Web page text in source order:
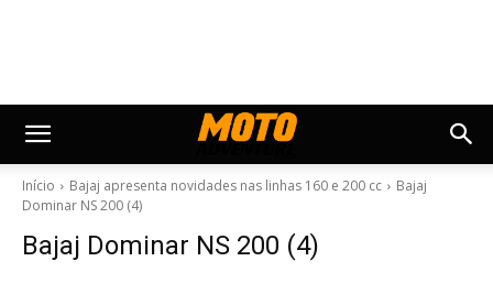
Início Bajaj apresenta novidades nas linhas 160 e 200 cc
Bajaj
Dominar NS 200 (4)
Bajaj Dominar NS 200 (4)